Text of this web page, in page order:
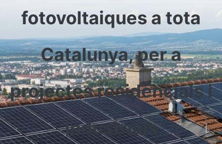
fotovoltaiques a tota
Catalunya, per a
projectes residencials i
industrials